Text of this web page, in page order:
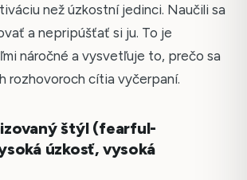
než úzkostní jedinci. Naučili sa
a nepripúšťať si ju. To je
náročné a vysvetľuje to, prečo sa
rozhovoroch cítia vyčerpaní.
štýl (fearful-
úzkosť, vysoká